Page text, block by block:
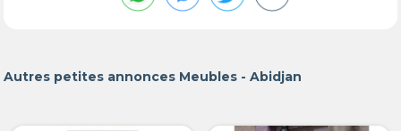
Autres petites annonces Meubles - Abidjan